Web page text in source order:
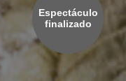
Espectáculo
finalizado